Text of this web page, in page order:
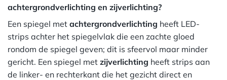
achtergrondverlichting en zijverlichting?
Een spiegel met achtergrondverlichting heeft LED-
strips achter het spiegelvlak die een zachte gloed
rondom de spiegel geven; dit is sfeervol maar minder
gericht. Een spiegel met zijverlichting heeft strips aan
de linker- en rechterkant die het gezicht direct en